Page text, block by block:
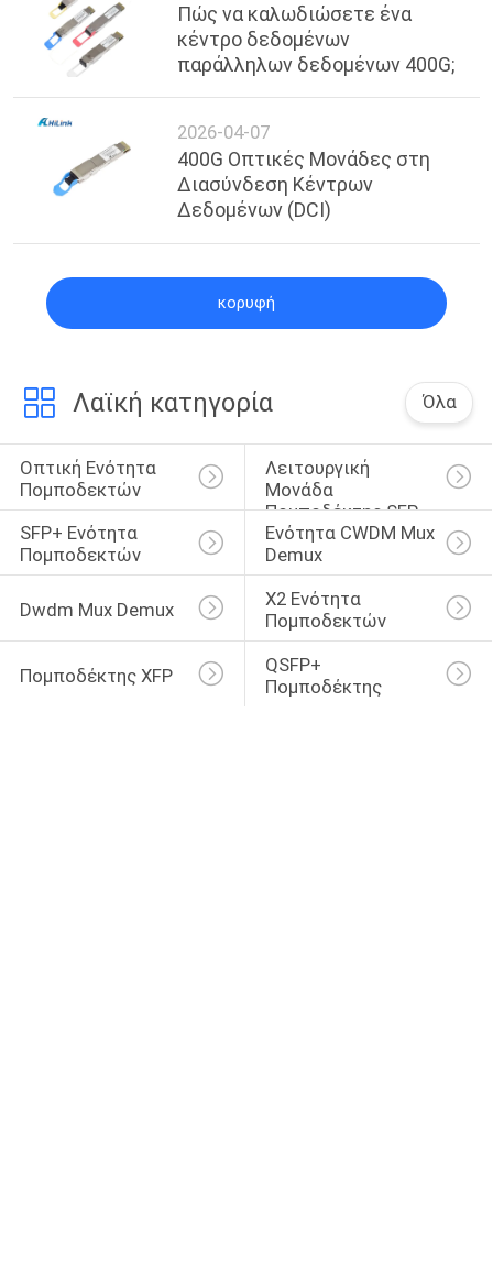
Πώς να καλωδιώσετε ένα
κέντρο δεδομένων
παράλληλων δεδομένων 400G;
2026-04-07
400G Οπτικές Μονάδες στη
Διασύνδεση Κέντρων
Δεδομένων (DCI)
κορυφή
Λαϊκή κατηγορία Όλα
Οπτική Ενότητα
Πομποδεκτών
Λειτουργική
Μονάδα
Πομποδέκτης SFP
SFP+ Ενότητα
Πομποδεκτών
Ενότητα CWDM Mux
Demux
Dwdm Mux Demux
X2 Ενότητα
Πομποδεκτών
Πομποδέκτης XFP
QSFP+
Πομποδέκτης